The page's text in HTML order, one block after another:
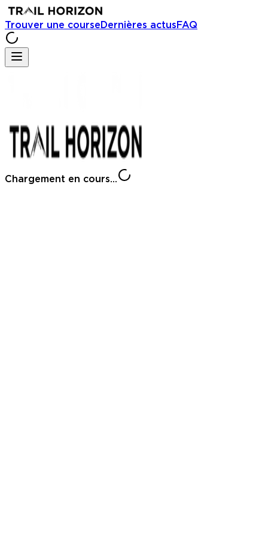
Trouver une courseDernières actusFAQ
Chargement en cours...